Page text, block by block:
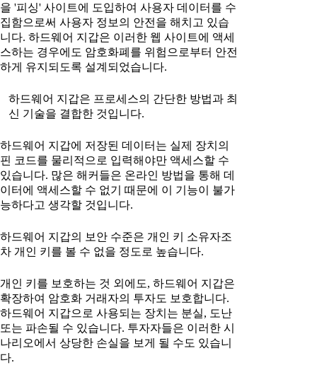
을 '피싱' 사이트에 도입하여 사용자 데이터를 수
집함으로써 사용자 정보의 안전을 해치고 있습
니다. 하드웨어 지갑은 이러한 웹 사이트에 액세
스하는 경우에도 암호화폐를 위험으로부터 안전
하게 유지되도록 설계되었습니다.
하드웨어 지갑은 프로세스의 간단한 방법과 최
신 기술을 결합한 것입니다.
하드웨어 지갑에 저장된 데이터는 실제 장치의
핀 코드를 물리적으로 입력해야만 액세스할 수
있습니다. 많은 해커들은 온라인 방법을 통해 데
이터에 액세스할 수 없기 때문에 이 기능이 불가
능하다고 생각할 것입니다.
하드웨어 지갑의 보안 수준은 개인 키 소유자조
차 개인 키를 볼 수 없을 정도로 높습니다.
개인 키를 보호하는 것 외에도, 하드웨어 지갑은
확장하여 암호화 거래자의 투자도 보호합니다.
하드웨어 지갑으로 사용되는 장치는 분실, 도난
또는 파손될 수 있습니다. 투자자들은 이러한 시
나리오에서 상당한 손실을 보게 될 수도 있습니
다.